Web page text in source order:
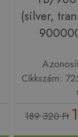
(silver,
Cikkszám:
189 320 Ft